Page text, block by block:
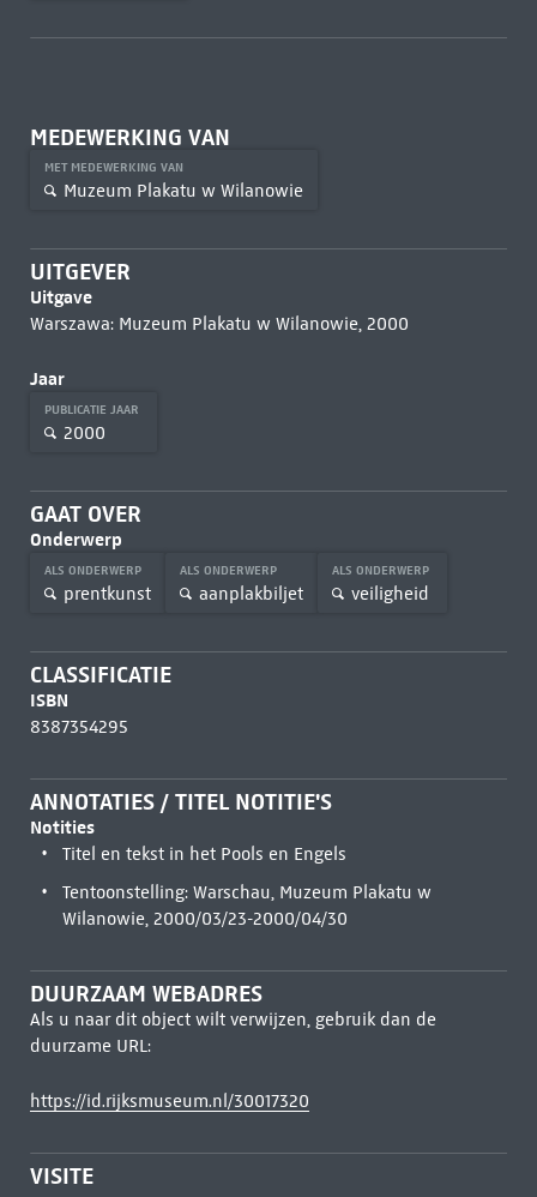
MEDEWERKING VAN
MET MEDEWERKING VAN
Muzeum Plakatu w Wilanowie
UITGEVER
Uitgave
Warszawa: Muzeum Plakatu w Wilanowie, 2000
Jaar
PUBLICATIE JAAR
2000
GAAT OVER
Onderwerp
ALS ONDERWERP
prentkunst
ALS ONDERWERP
aanplakbiljet
ALS ONDERWERP
veiligheid
CLASSIFICATIE
ISBN
8387354295
ANNOTATIES / TITEL NOTITIE'S
Notities
Titel en tekst in het Pools en Engels
Tentoonstelling: Warschau, Muzeum Plakatu w
Wilanowie, 2000/03/23-2000/04/30
DUURZAAM WEBADRES
Als u naar dit object wilt verwijzen, gebruik dan de
duurzame URL:
https://id.rijksmuseum.nl/30017320
VISITE